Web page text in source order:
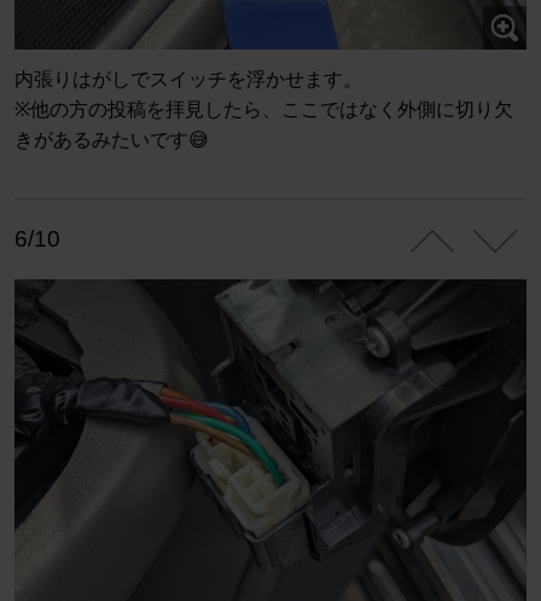
内張りはがしでスイッチを浮かせます。
※他の方の投稿を拝見したら、ここではなく外側に切り欠
きがあるみたいです😅
6/10